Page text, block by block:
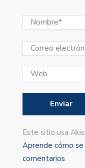
Este sitio usa
Aprende cómo
comentarios.